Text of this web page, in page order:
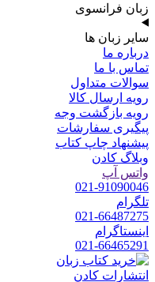
زبان فرانسوی
سایر زبان ها
درباره ما
تماس با ما
سوالات متداول
رویه ارسال کالا
رویه بازگشت وجه
پیگیری سفارشات
پیشنهاد چاپ کتاب
وبلاگ کادن
واتس آپ
021-91090046
تلگرام
021-66487275
اینستاگرام
021-66465291